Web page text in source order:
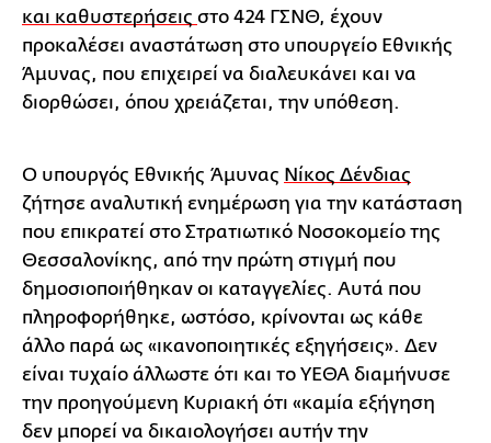
και καθυστερήσεις στο 424 ΓΣΝΘ, έχουν
προκαλέσει αναστάτωση στο υπουργείο Εθνικής
Άμυνας, που επιχειρεί να διαλευκάνει και να
διορθώσει, όπου χρειάζεται, την υπόθεση.
Ο υπουργός Εθνικής Άμυνας Νίκος Δένδιας
ζήτησε αναλυτική ενημέρωση για την κατάσταση
που επικρατεί στο Στρατιωτικό Νοσοκομείο της
Θεσσαλονίκης, από την πρώτη στιγμή που
δημοσιοποιήθηκαν οι καταγγελίες. Αυτά που
πληροφορήθηκε, ωστόσο, κρίνονται ως κάθε
άλλο παρά ως «ικανοποιητικές εξηγήσεις». Δεν
είναι τυχαίο άλλωστε ότι και το ΥΕΘΑ διαμήνυσε
την προηγούμενη Κυριακή ότι «καμία εξήγηση
δεν μπορεί να δικαιολογήσει αυτήν την